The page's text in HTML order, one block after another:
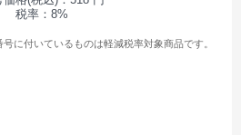
税率：8%
に付いているものは軽減税率対象商品です。